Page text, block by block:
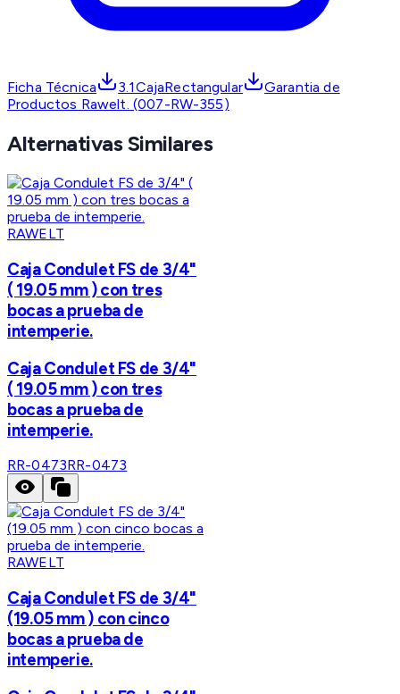
Ficha Técnica 3.1CajaRectangular
Garantia de
Productos Rawelt. (007-RW-355)
Alternativas Similares
RAWELT
Caja Condulet FS de 3/4"
( 19.05 mm ) con tres
bocas a prueba de
intemperie.
Caja Condulet FS de 3/4"
( 19.05 mm ) con tres
bocas a prueba de
intemperie.
RR-0473RR-0473
RAWELT
Caja Condulet FS de 3/4"
(19.05 mm ) con cinco
bocas a prueba de
intemperie.